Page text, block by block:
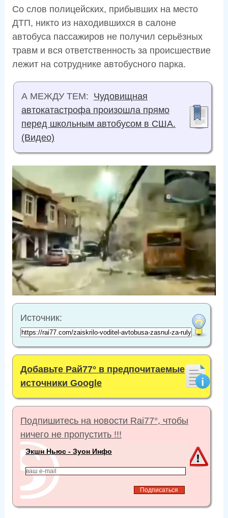
Со слов полицейских, прибывших на место
ДТП, никто из находившихся в салоне
автобуса пассажиров не получил серьёзных
травм и вся ответственность за происшествие
лежит на сотруднике автобусного парка.
А МЕЖДУ ТЕМ: Чудовищная
автокатастрофа произошла прямо
перед школьным автобусом в США.
(Видео)
Источник:
Добавьте Рай77° в предпочитаемые
источники Google
Подпишитесь на новости Rai77°, чтобы
ничего не пропустить !!!
Экшн Ньюс - Зуон Инфо